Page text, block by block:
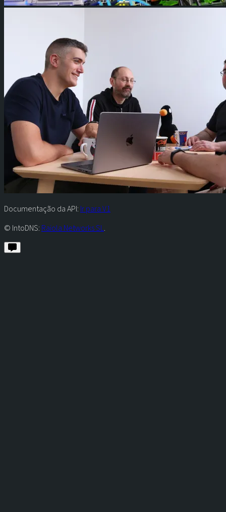
Documentação da API: Ir para V1
© IntoDNS: Raiola Networks SL.